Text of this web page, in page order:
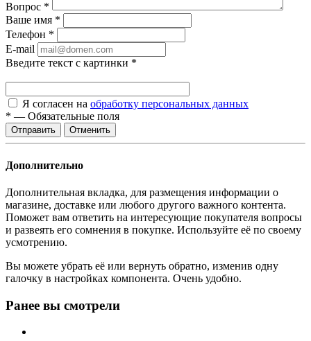
Вопрос *
Ваше имя *
Телефон *
E-mail
Введите текст с картинки *
Я согласен на обработку персональных данных
* — Обязательные поля
Отменить
Дополнительно
Дополнительная вкладка, для размещения информации о
магазине, доставке или любого другого важного контента.
Поможет вам ответить на интересующие покупателя вопросы
и развеять его сомнения в покупке. Используйте её по своему
усмотрению.
Вы можете убрать её или вернуть обратно, изменив одну
галочку в настройках компонента. Очень удобно.
Ранее вы смотрели